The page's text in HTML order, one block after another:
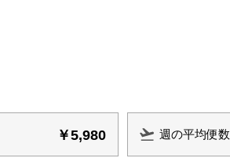
￥5,980 週の平均便数